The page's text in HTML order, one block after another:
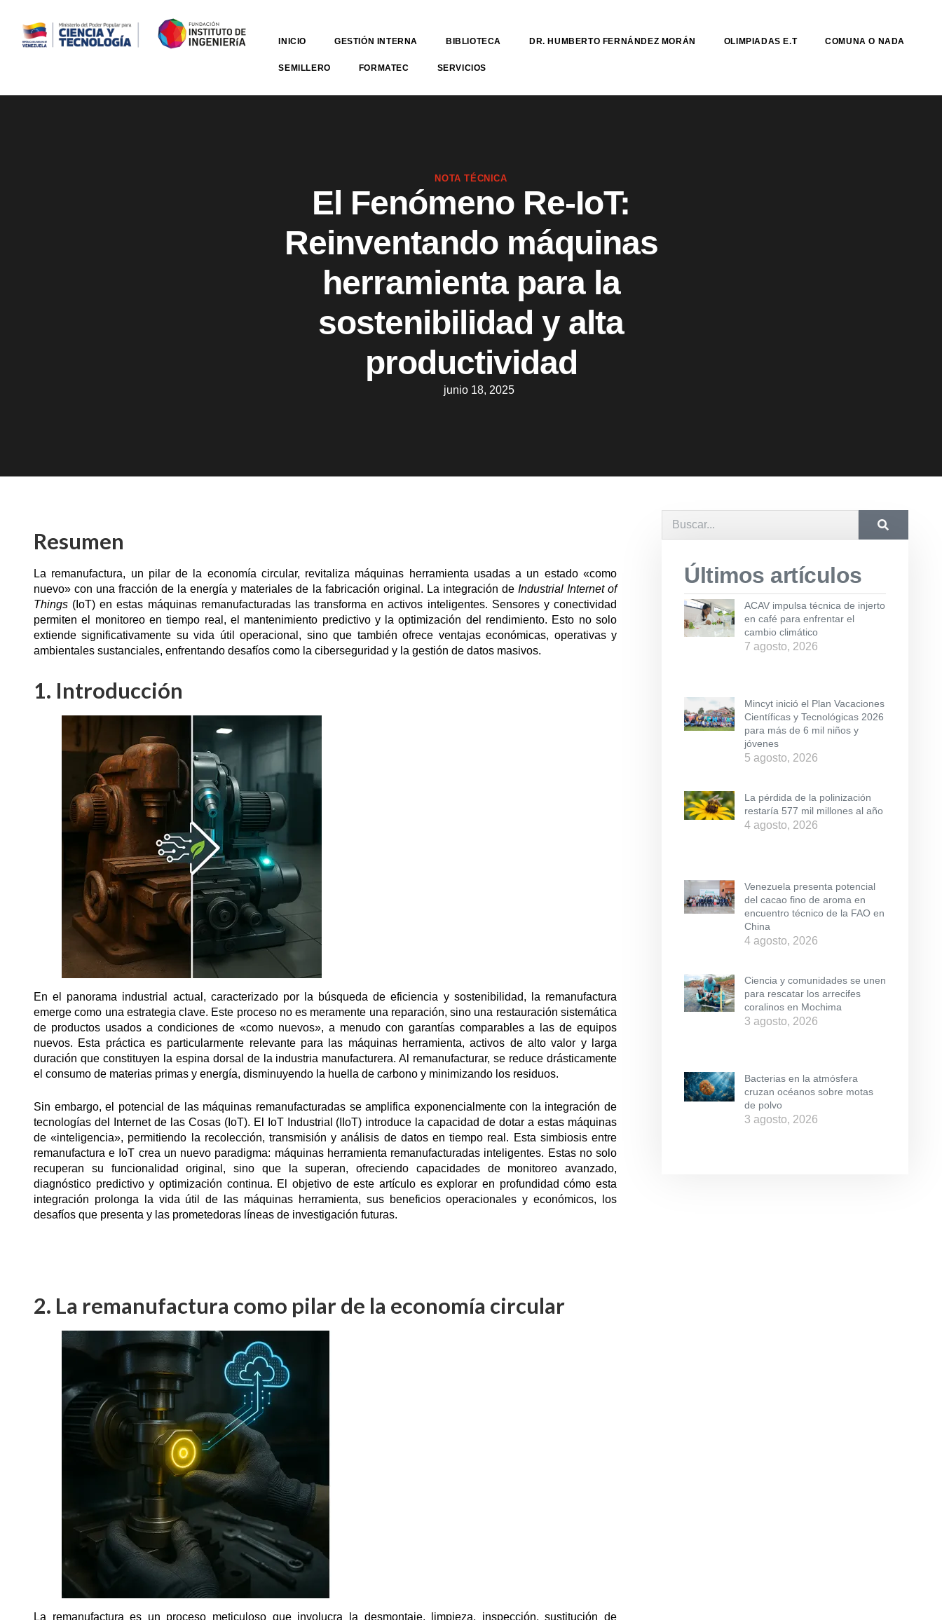
INICIO GESTIÓN INTERNA BIBLIOTECA DR. HUMBERTO FERNÁNDEZ MORÁN OLIMPIADAS E.T COMUNA O NADA
SEMILLERO FORMATEC SERVICIOS
NOTA TÉCNICA
El Fenómeno Re-IoT:
Reinventando máquinas
herramienta para la
sostenibilidad y alta
productividad
junio 18, 2025
Resumen
La remanufactura, un pilar de la economía circular, revitaliza máquinas herramienta usadas a un estado «como
nuevo» con una fracción de la energía y materiales de la fabricación original. La integración de Industrial Internet of
Things (IoT) en estas máquinas remanufacturadas las transforma en activos inteligentes. Sensores y conectividad
permiten el monitoreo en tiempo real, el mantenimiento predictivo y la optimización del rendimiento. Esto no solo
extiende significativamente su vida útil operacional, sino que también ofrece ventajas económicas, operativas y
ambientales sustanciales, enfrentando desafíos como la ciberseguridad y la gestión de datos masivos.
1. Introducción
En el panorama industrial actual, caracterizado por la búsqueda de eficiencia y sostenibilidad, la remanufactura
emerge como una estrategia clave. Este proceso no es meramente una reparación, sino una restauración sistemática
de productos usados a condiciones de «como nuevos», a menudo con garantías comparables a las de equipos
nuevos. Esta práctica es particularmente relevante para las máquinas herramienta, activos de alto valor y larga
duración que constituyen la espina dorsal de la industria manufacturera. Al remanufacturar, se reduce drásticamente
el consumo de materias primas y energía, disminuyendo la huella de carbono y minimizando los residuos.
Sin embargo, el potencial de las máquinas remanufacturadas se amplifica exponencialmente con la integración de
tecnologías del Internet de las Cosas (IoT). El IoT Industrial (IIoT) introduce la capacidad de dotar a estas máquinas
de «inteligencia», permitiendo la recolección, transmisión y análisis de datos en tiempo real. Esta simbiosis entre
remanufactura e IoT crea un nuevo paradigma: máquinas herramienta remanufacturadas inteligentes. Estas no solo
recuperan su funcionalidad original, sino que la superan, ofreciendo capacidades de monitoreo avanzado,
diagnóstico predictivo y optimización continua. El objetivo de este artículo es explorar en profundidad cómo esta
integración prolonga la vida útil de las máquinas herramienta, sus beneficios operacionales y económicos, los
desafíos que presenta y las prometedoras líneas de investigación futuras.
2. La remanufactura como pilar de la economía circular
La remanufactura es un proceso meticuloso que involucra la desmontaje, limpieza, inspección, sustitución de
Últimos artículos
ACAV impulsa técnica de injerto
en café para enfrentar el
cambio climático
7 agosto, 2026
Mincyt inició el Plan Vacaciones
Científicas y Tecnológicas 2026
para más de 6 mil niños y
jóvenes
5 agosto, 2026
La pérdida de la polinización
restaría 577 mil millones al año
4 agosto, 2026
Venezuela presenta potencial
del cacao fino de aroma en
encuentro técnico de la FAO en
China
4 agosto, 2026
Ciencia y comunidades se unen
para rescatar los arrecifes
coralinos en Mochima
3 agosto, 2026
Bacterias en la atmósfera
cruzan océanos sobre motas
de polvo
3 agosto, 2026